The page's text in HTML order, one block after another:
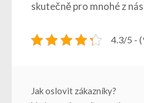
skutečně pro mnohé z
4.3/5 -
Navigace
Jak oslovit zákazníky?